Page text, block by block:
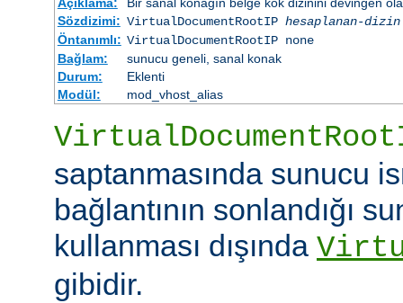
Sözdizimi: VirtualDocumentRootIP hesaplanan-dizin
Öntanımlı: VirtualDocumentRootIP none
Bağlam:
sunucu geneli, sanal konak
Durum:
Eklenti
Modül:
mod_vhost_alias
saptanmasında sunucu
bağlantının sonlandığı
kullanması dışında
gibidir.